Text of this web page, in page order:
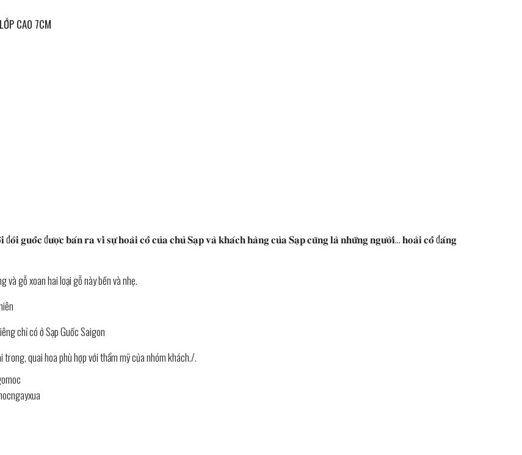
CAO 7CM
𝐠𝐮𝐨̂́𝐜 đ𝐮̛𝐨̛̣𝐜 𝐛𝐚́𝐧 𝐫𝐚 𝐯𝐢̀ 𝐬𝐮̛̣ 𝐡𝐨𝐚̀𝐢 𝐜𝐨̂̉ 𝐜𝐮̉𝐚 𝐜𝐡𝐮̉ 𝐒𝐚̣𝐩 𝐯𝐚̀ 𝐤𝐡𝐚́𝐜𝐡 𝐡𝐚̀𝐧𝐠 𝐜𝐮̉𝐚 𝐒𝐚̣𝐩 𝐜𝐮̃𝐧𝐠 𝐥𝐚̀ 𝐧𝐡𝐮̛̃𝐧𝐠 𝐧𝐠𝐮̛𝐨̛̀𝐢… 𝐡𝐨𝐚̀𝐢 𝐜𝐨̂̉ đ𝐚́𝐧𝐠
và gỗ xoan hai loại gỗ này bền và nhẹ.
chỉ có ở Sạp Guốc Saigon
quai hoa phù hợp với thẩm mỹ của nhóm khách./.